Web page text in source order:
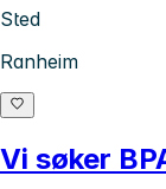
Sted
Ranheim
Vi søker